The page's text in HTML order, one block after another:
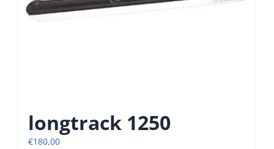
longtrack 1250
€180,00